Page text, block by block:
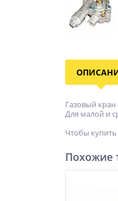
Газовый кран
Для малой и
Чтобы купить
Похожие